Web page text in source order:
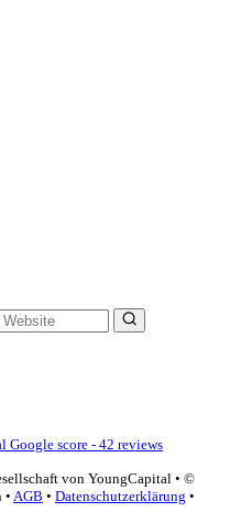
Google score - 42 reviews
von YoungCapital • ©
• AGB • Datenschutzerklärung •